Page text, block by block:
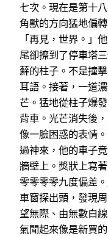
七次。現在是第十
角獸的方向猛地偏
「再見，世界。」
尾卻擦到了停車塔
蘚的柱子。不是撞
耳語。接著，一道
芒。猛地從柱子爆
背車。光芒消失後
像一臉困惑的表情
過神來，他的車子
牆壁上。獎狀上寫
零零零零九度偏差
車窗探出頭，發現
望無際、由無數白
氣聞起來像是新買